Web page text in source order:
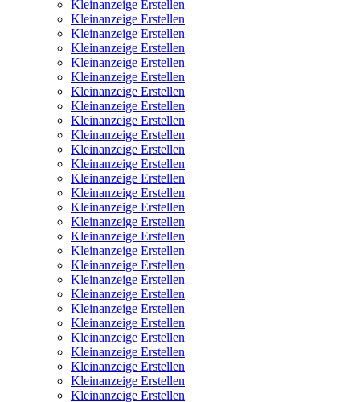
Kleinanzeige Erstellen
Kleinanzeige Erstellen
Kleinanzeige Erstellen
Kleinanzeige Erstellen
Kleinanzeige Erstellen
Kleinanzeige Erstellen
Kleinanzeige Erstellen
Kleinanzeige Erstellen
Kleinanzeige Erstellen
Kleinanzeige Erstellen
Kleinanzeige Erstellen
Kleinanzeige Erstellen
Kleinanzeige Erstellen
Kleinanzeige Erstellen
Kleinanzeige Erstellen
Kleinanzeige Erstellen
Kleinanzeige Erstellen
Kleinanzeige Erstellen
Kleinanzeige Erstellen
Kleinanzeige Erstellen
Kleinanzeige Erstellen
Kleinanzeige Erstellen
Kleinanzeige Erstellen
Kleinanzeige Erstellen
Kleinanzeige Erstellen
Kleinanzeige Erstellen
Kleinanzeige Erstellen
Kleinanzeige Erstellen